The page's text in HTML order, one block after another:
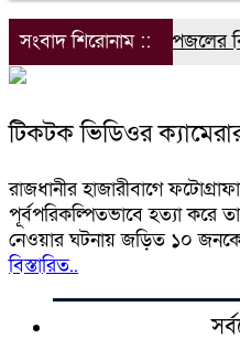
সংবাদ শিরোনাম ::ডিপজলের
টিকটক ভিডিওর
রাজধানীর হাজারীবাগে
পূর্বপরিকল্পিতভাবে হত্যা করে
নেওয়ার ঘটনায় জড়িত ১০ জনকে
বিস্তারিত..